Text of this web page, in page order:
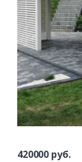
420000 руб.